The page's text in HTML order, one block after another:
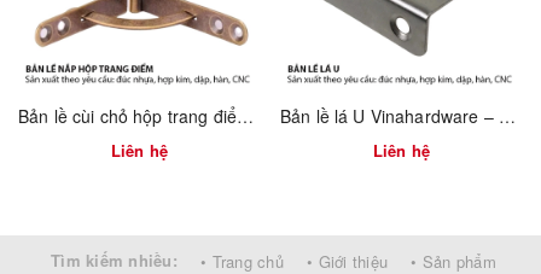
Khoan lỗ tiêu chuẩn, vặn vít siết chặt, hoàn thiện trong chưa đầy
5 phút.
5. Ứng dụng đa dụng
Tủ bếp, tủ áo, ngăn kéo lavabo
Mọi không gian cần phụ kiện nhẹ, đẹp và bền
Bản lề cùi chỏ hộp trang điểm Vinahardware 7100.4.01118
Liên hệ
Bản lề lá U Vinahardware – 1260.3.11009
Liên hệ
Tìm kiếm nhiều: • Trang chủ • Giới thiệu • Sản phẩm